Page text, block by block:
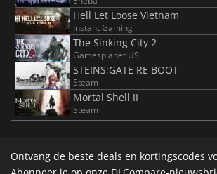
Hell Let Loose Vietnam
Instant Gaming
The Sinking City 2
Gamesplanet US
STEINS;GATE RE BOOT
Steam
Mortal Shell II
Steam
Ontvang de beste deals en kortingscodes